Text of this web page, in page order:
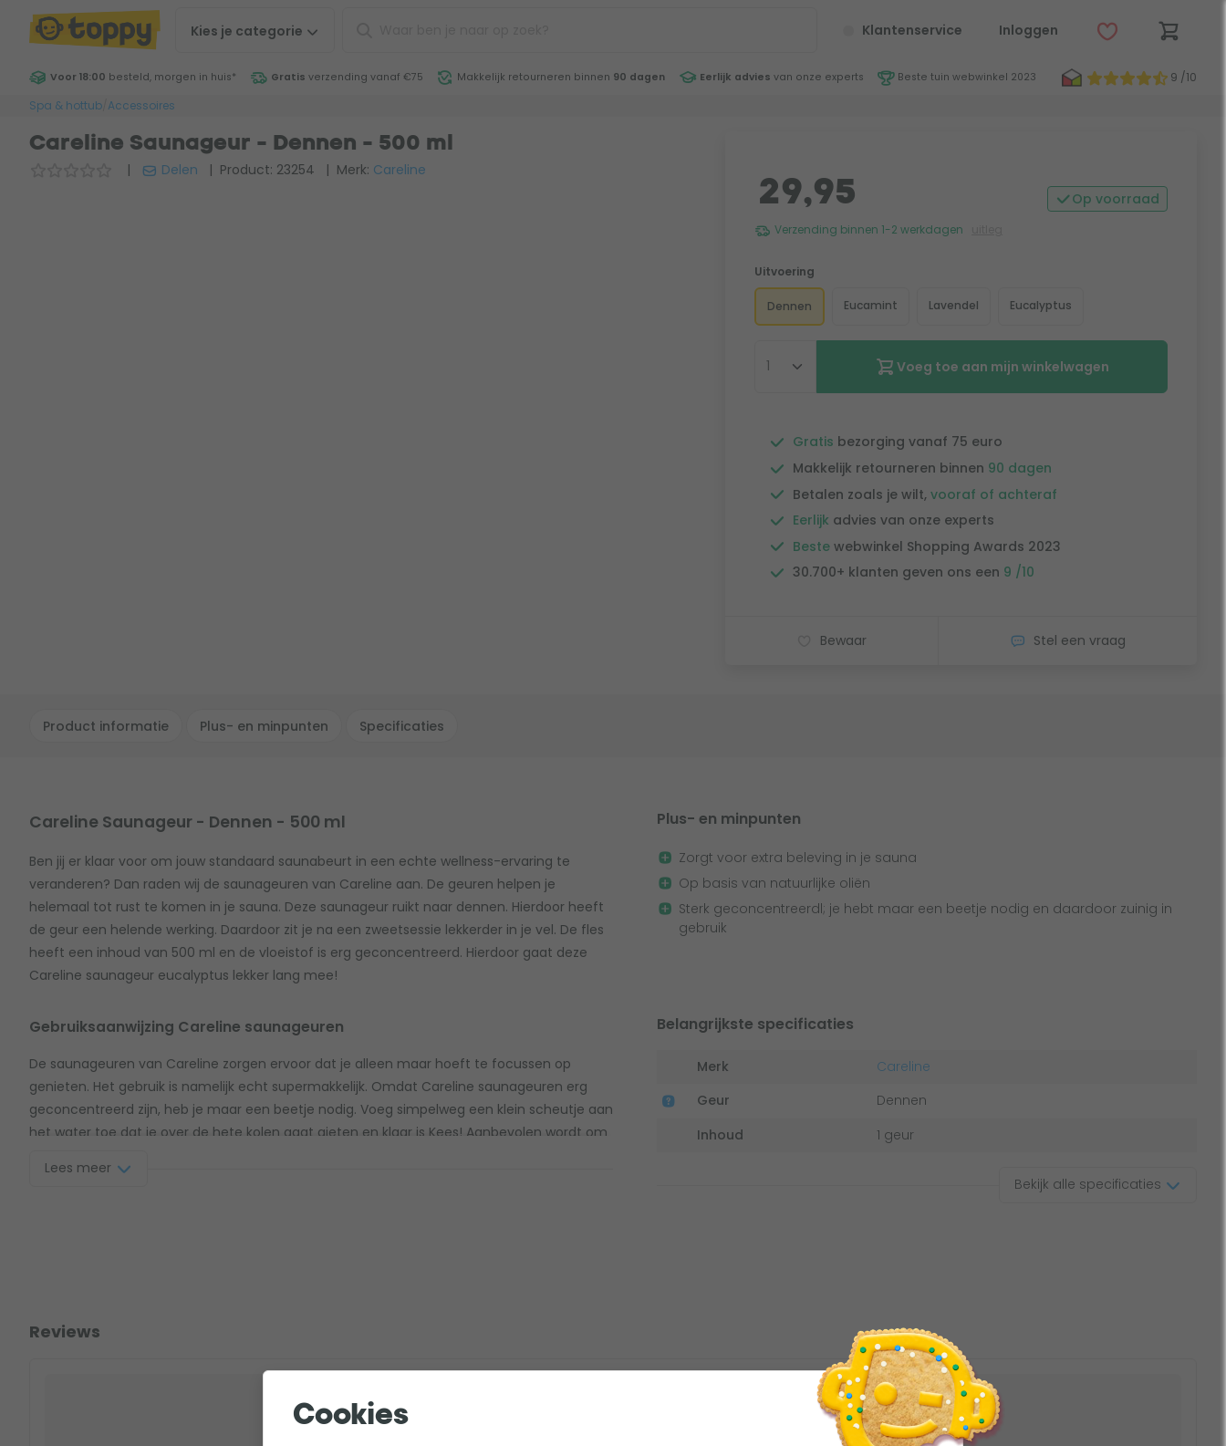
Kies je categorie Klantenservice Inloggen
Voor 18:00 besteld, morgen in huis* Gratis verzending vanaf €75 Makkelijk retourneren binnen 90 dagen Eerlijk advies van onze experts Beste tuin webwinkel 2023
9 /10
Spa & hottub Accessoires
Careline Saunageur - Dennen - 500 ml
| Delen | Product: 23254 | Merk: Careline
29,95 Op voorraad
Verzending binnen 1-2 werkdagen
Uitvoering
Dennen Eucamint Lavendel Eucalyptus
Voeg toe aan mijn winkelwagen
Gratis bezorging vanaf 75 euro
Makkelijk retourneren binnen 90 dagen
Betalen zoals je wilt, vooraf of achteraf
Eerlijk advies van onze experts
Bestewebwinkel Shopping Awards 2023
30.700+ klanten geven ons een 9 /10
Bewaar Stel een vraag
Product informatie Plus- en minpunten Specificaties
Careline Saunageur - Dennen - 500 ml
Ben jij er klaar voor om jouw standaard saunabeurt in een echte wellness-ervaring te
veranderen? Dan raden wij de saunageuren van Careline aan. De geuren helpen je
helemaal tot rust te komen in je sauna. Deze saunageur ruikt naar dennen. Hierdoor heeft
de geur een helende werking. Daardoor zit je na een zweetsessie lekkerder in je vel. De fles
heeft een inhoud van 500 ml en de vloeistof is erg geconcentreerd. Hierdoor gaat deze
Careline saunageur eucalyptus lekker lang mee!
Gebruiksaanwijzing Careline saunageuren
De saunageuren van Careline zorgen ervoor dat je alleen maar hoeft te focussen op
genieten. Het gebruik is namelijk echt supermakkelijk. Omdat Careline saunageuren erg
geconcentreerd zijn, heb je maar een beetje nodig. Voeg simpelweg een klein scheutje aan
het water toe dat je over de hete kolen gaat gieten en klaar is Kees! Aanbevolen wordt om
Voeg dan een klein beetje meer of minder toe.
Lees meer
Plus- en minpunten
Zorgt voor extra beleving in je sauna
Op basis van natuurlijke oliën
Sterk geconcentreerdl; je hebt maar een beetje nodig en daardoor zuinig in
gebruik
Belangrijkste specificaties
Merk
Careline
Geur
Dennen
Inhoud
1 geur
Bekijk alle specificaties
Reviews
Cookies